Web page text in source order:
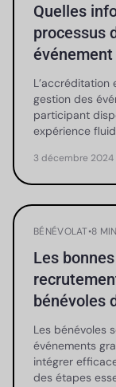
Quelles
processus
événement
gestion des
participant
expérience
3 décembre 2024
BÉNÉVOLAT•8 MIN
Les
bénévoles
Les bénévoles
événements
intégrer
des étapes